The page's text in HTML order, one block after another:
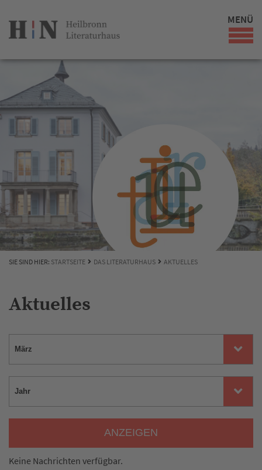
MENÜ
SIE SIND HIER: STARTSEITE DAS LITERATURHAUS AKTUELLES
Aktuelles
ANZEIGEN
Keine Nachrichten verfügbar.